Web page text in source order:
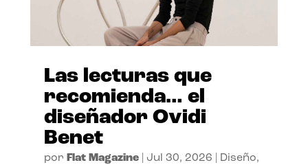
Las lecturas que
recomienda… el
diseñador Ovidi
Benet
por Flat Magazine| Jul 30, 2026 Diseño,